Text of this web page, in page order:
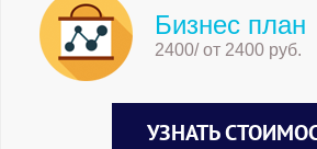
Бизнес план
2400/ от 2400 руб.
УЗНАТЬ